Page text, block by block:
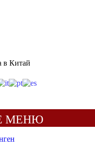
в Китай
МЕНЮ